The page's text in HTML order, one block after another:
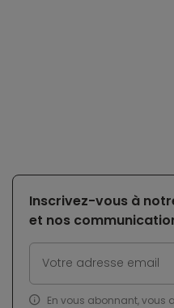
Inscrivez-vous à
et nos
En vous abonnant, vous